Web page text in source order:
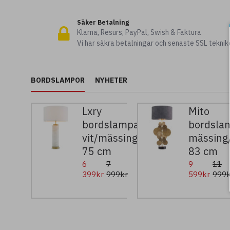
Säker Betalning
Klarna, Resurs, PayPal, Swish & Faktura
Vi har säkra betalningar och senaste SSL
BORDSLAMPOR NYHETER
Lxry
bordslampa
vit/mässing
75 cm
6
399kr
7
999kr
Mito
83 cm
9
599kr
11
999kr